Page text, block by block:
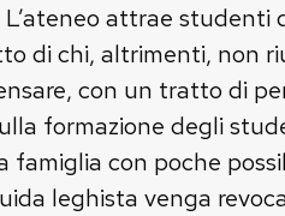
attrae studenti
di chi, altrimenti, non
con un tratto di
formazione degli
con poche
leghista venga